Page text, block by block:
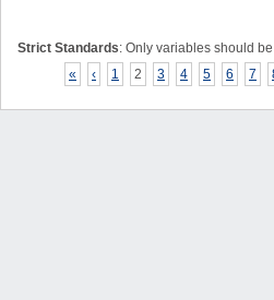
Strict Standards: Only variables should
«
‹ 1 2 3 4 5 6 7